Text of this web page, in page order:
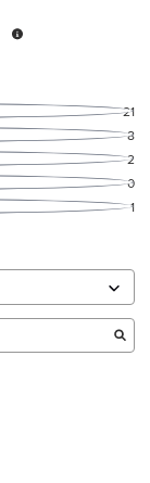
21
8
2
0
1